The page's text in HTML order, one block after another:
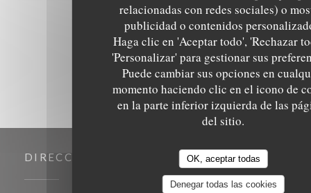
relacionadas con redes sociales) o
publicidad o contenidos
Haga clic en 'Aceptar todo', 'Rechazar
'Personalizar' para gestionar sus
Puede cambiar sus opciones en
momento haciendo clic en el icono de
en la parte inferior izquierda de las
del sitio.
OK, aceptar todas
Denegar todas las cookies
1 2 3
DIRECCIÓN